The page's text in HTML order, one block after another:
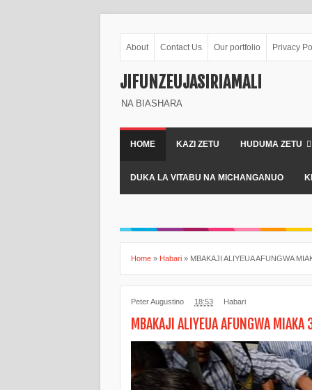
About Contact Us Our portfolio Privacy
JIFUNZEUJASIRIAMALI
NA BIASHARA
HOME KAZI ZETU HUDUMA ZETU
DUKA LA VITABU NA MICHANGANUO
Home » Habari » MBAKAJI ALIYEUA AFUNGWA
Peter Augustino 18:53 Habari
MBAKAJI ALIYEUA AFUNGWA MIAKA